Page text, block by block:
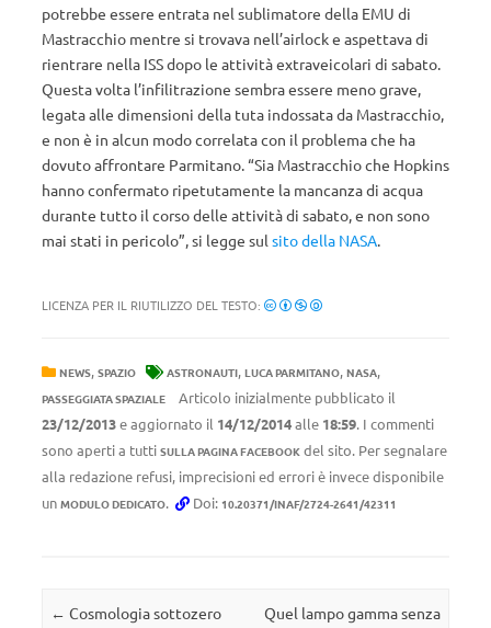
potrebbe essere entrata nel sublimatore della EMU di
Mastracchio mentre si trovava nell’airlock e aspettava di
rientrare nella ISS dopo le attività extraveicolari di sabato.
Questa volta l’infilitrazione sembra essere meno grave,
legata alle dimensioni della tuta indossata da Mastracchio,
e non è in alcun modo correlata con il problema che ha
dovuto affrontare Parmitano. “Sia Mastracchio che Hopkins
hanno confermato ripetutamente la mancanza di acqua
durante tutto il corso delle attività di sabato, e non sono
mai stati in pericolo”, si legge sul sito della NASA.
LICENZA PER IL RIUTILIZZO DEL TESTO:
NEWS, SPAZIO ASTRONAUTI, LUCA PARMITANO, NASA,
PASSEGGIATA SPAZIALE
Articolo inizialmente pubblicato il
23/12/2013e aggiornato il 14/12/2014alle 18:59. I commenti
sono aperti a tutti SULLA PAGINA FACEBOOK del sito. Per segnalare
alla redazione refusi, imprecisioni ed errori è invece disponibile
un MODULO DEDICATO. Doi: 10.20371/INAF/2724-2641/42311
Navigazione articolo
← Cosmologia sottozero Quel lampo gamma senza